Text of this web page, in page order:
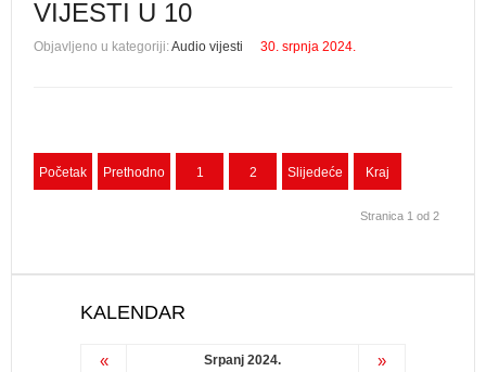
VIJESTI U 10
Objavljeno u kategoriji:Audio vijesti 30. srpnja 2024.
Početak Prethodno 1 2 Slijedeće Kraj
Stranica 1 od 2
KALENDAR
« Srpanj 2024. »